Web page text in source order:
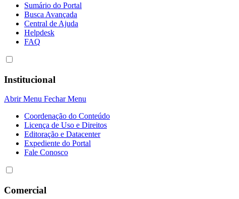
Sumário do Portal
Busca Avançada
Central de Ajuda
Helpdesk
FAQ
Institucional
Abrir Menu Fechar Menu
Coordenação do Conteúdo
Licença de Uso e Direitos
Editoração e Datacenter
Expediente do Portal
Fale Conosco
Comercial